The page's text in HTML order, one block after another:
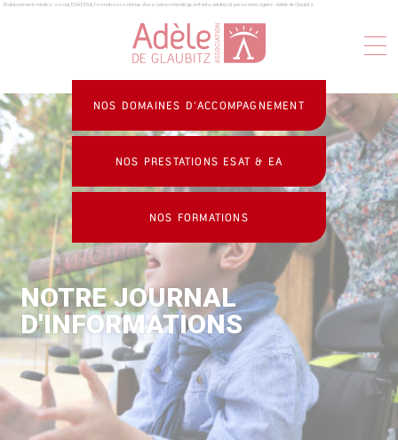
Panneau de gestion des cookies
Établissement médico-social, ESAT, EA & formation continue : Association handicap, enfants, adultes & personnes âgées - Adèle de Glaubitz
NOS DOMAINES D’ACCOMPAGNEMENT
NOS PRESTATIONS ESAT & EA
NOS FORMATIONS
NOTRE JOURNAL
D'INFORMATIONS